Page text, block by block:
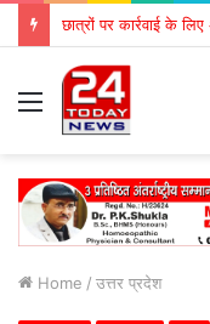
छात्रों पर कार्रवाई के
Menu
Home / उत्तर प्रदेश